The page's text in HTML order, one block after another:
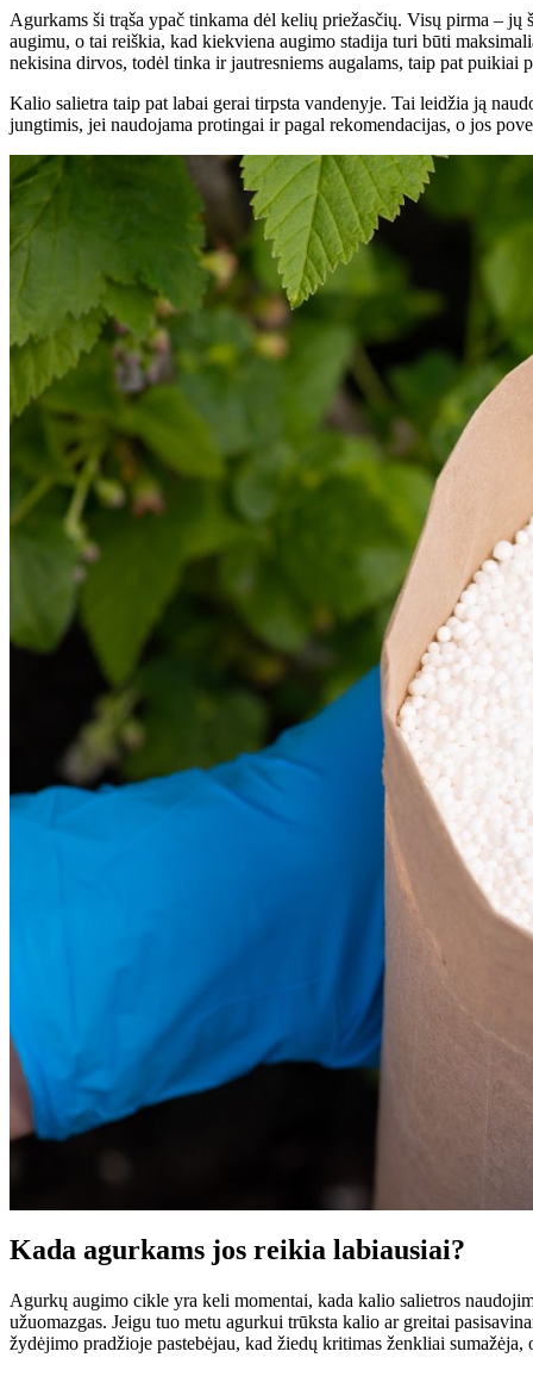
Agurkams ši trąša ypač tinkama dėl kelių priežasčių. Visų pirma –
augimu, o tai reiškia, kad kiekviena augimo stadija turi būti
nekisina dirvos, todėl tinka ir jautresniems augalams, taip pat puikiai
Kalio salietra taip pat labai gerai tirpsta vandenyje. Tai leidžia ją
jungtimis, jei naudojama protingai ir pagal rekomendacijas, o jos
Kada agurkams jos reikia labiausiai?
Agurkų augimo cikle yra keli momentai, kada kalio salietros
užuomazgas. Jeigu tuo metu agurkui trūksta kalio ar greitai
žydėjimo pradžioje pastebėjau, kad žiedų kritimas ženkliai